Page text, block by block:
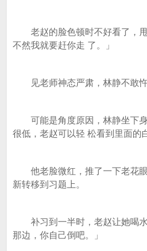
老赵的脸色顿时不好看了，甩
不然我就要赶你走 了。」
见老师神态严肃，林静不敢忤
可能是角度原因，林静坐下身
很低，老赵可以轻 松看到里面的
他老脸微红，推了一下老花眼
新转移到习题上。
补习到一半时，老赵让她喝水
那边，你自己倒吧。」